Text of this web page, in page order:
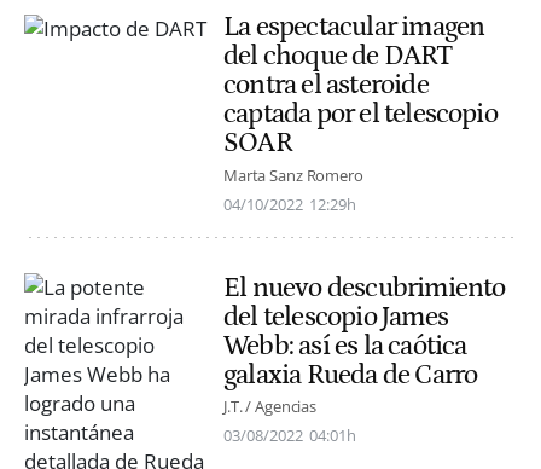
La espectacular imagen
del choque de DART
contra el asteroide
captada por el telescopio
SOAR
Marta Sanz Romero
04/10/2022 12:29h
El nuevo descubrimiento
del telescopio James
Webb: así es la caótica
galaxia Rueda de Carro
J.T. / Agencias
03/08/2022 04:01h